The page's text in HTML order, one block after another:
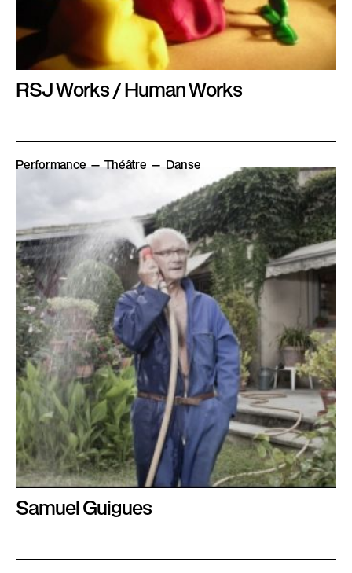
RSJ Works / Human Works
Performance Théâtre Danse
Samuel Guigues